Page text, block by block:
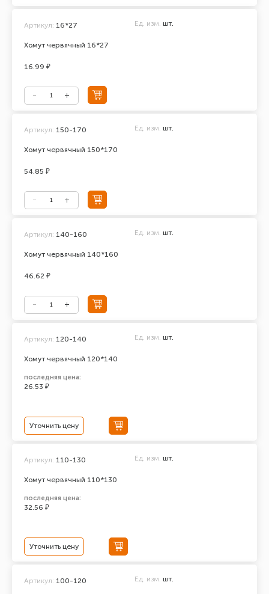
Хомут червячный 16*27
Артикул: 16*27 Ед. изм. шт.
16.99 ₽
Хомут червячный 150*170
Артикул: 150-170 Ед. изм. шт.
54.85 ₽
Хомут червячный 140*160
Артикул: 140-160 Ед. изм. шт.
46.62 ₽
Хомут червячный 120*140
Артикул: 120-140 Ед. изм. шт.
последняя цена:
26.53 ₽
Уточнить цену
Хомут червячный 110*130
Артикул: 110-130 Ед. изм. шт.
последняя цена:
32.56 ₽
Уточнить цену
Артикул: 100-120 Ед. изм. шт.